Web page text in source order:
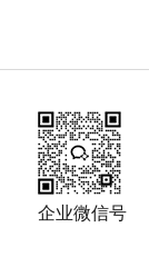
企业微信号